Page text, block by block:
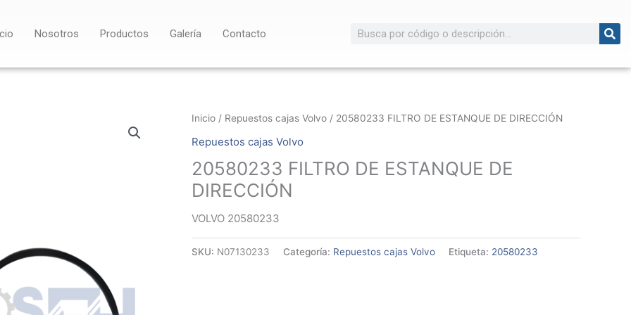
Nosotros Productos Galería Contacto Buscar
Inicio / Repuestos cajas Volvo / 20580233 FILTRO DE ESTANQUE DE DIRECCIÓN
Repuestos cajas Volvo
20580233 FILTRO DE ESTANQUE DE
DIRECCIÓN
VOLVO 20580233
SKU: N07130233 Categoría: Repuestos cajas Volvo Etiqueta: 20580233